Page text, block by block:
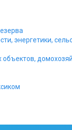
энергетики,
объектов,